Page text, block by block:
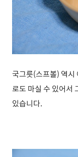
국그릇(스프볼) 역시
로도 마실 수 있어서
있습니다.